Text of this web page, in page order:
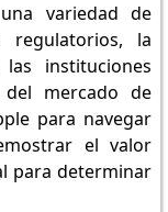
variedad de
regulatorios, la
instituciones
mercado de
para navegar
el valor
para determinar